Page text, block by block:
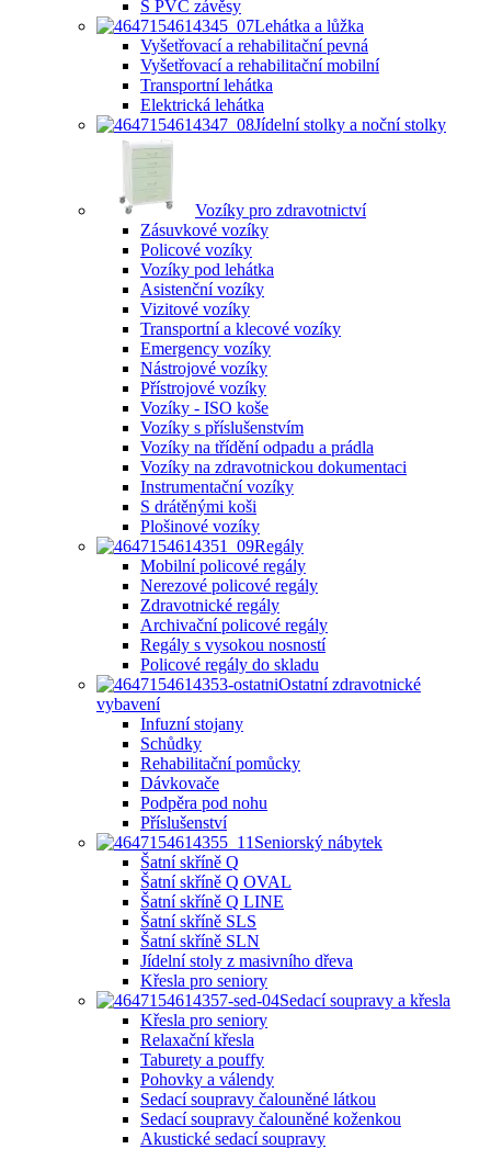
S PVC závěsy
Lehátka a lůžka
Vyšetřovací a rehabilitační pevná
Vyšetřovací a rehabilitační mobilní
Transportní lehátka
Elektrická lehátka
Jídelní stolky a noční stolky
Vozíky pro zdravotnictví
Zásuvkové vozíky
Policové vozíky
Vozíky pod lehátka
Asistenční vozíky
Vizitové vozíky
Transportní a klecové vozíky
Emergency vozíky
Nástrojové vozíky
Přístrojové vozíky
Vozíky - ISO koše
Vozíky s příslušenstvím
Vozíky na třídění odpadu a prádla
Vozíky na zdravotnickou dokumentaci
Instrumentační vozíky
S drátěnými koši
Plošinové vozíky
Regály
Mobilní policové regály
Nerezové policové regály
Zdravotnické regály
Archivační policové regály
Regály s vysokou nosností
Policové regály do skladu
Ostatní zdravotnické
vybavení
Infuzní stojany
Schůdky
Rehabilitační pomůcky
Dávkovače
Podpěra pod nohu
Příslušenství
Seniorský nábytek
Šatní skříně Q
Šatní skříně Q OVAL
Šatní skříně Q LINE
Šatní skříně SLS
Šatní skříně SLN
Jídelní stoly z masivního dřeva
Křesla pro seniory
Sedací soupravy a křesla
Křesla pro seniory
Relaxační křesla
Taburety a pouffy
Pohovky a válendy
Sedací soupravy čalouněné látkou
Sedací soupravy čalouněné koženkou
Akustické sedací soupravy